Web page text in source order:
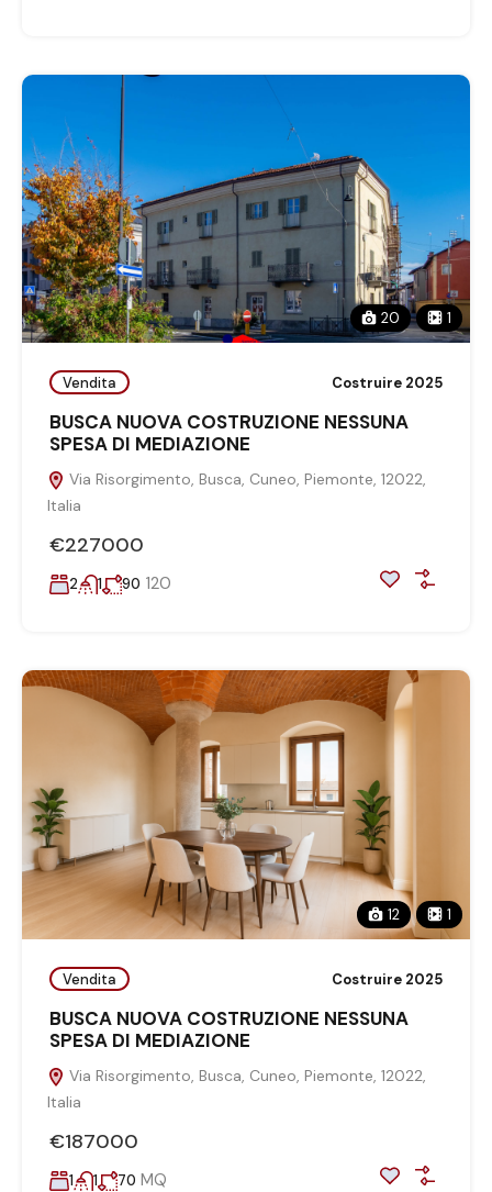
20 1
Vendita Costruire 2025
BUSCA NUOVA COSTRUZIONE NESSUNA
SPESA DI MEDIAZIONE
Via Risorgimento, Busca, Cuneo, Piemonte, 12022,
Italia
€227000
2 1 90 120
12 1
Vendita Costruire 2025
BUSCA NUOVA COSTRUZIONE NESSUNA
SPESA DI MEDIAZIONE
Via Risorgimento, Busca, Cuneo, Piemonte, 12022,
Italia
€187000
1 1 70 MQ